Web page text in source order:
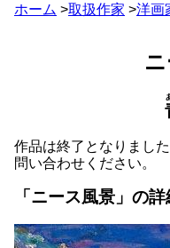
ホーム >取扱作家 >洋画
作品は終了となりまし
問い合わせください。
「ニース風景」の